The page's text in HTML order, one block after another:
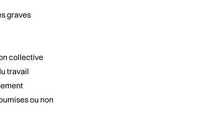
graves
collective
travail
ou non